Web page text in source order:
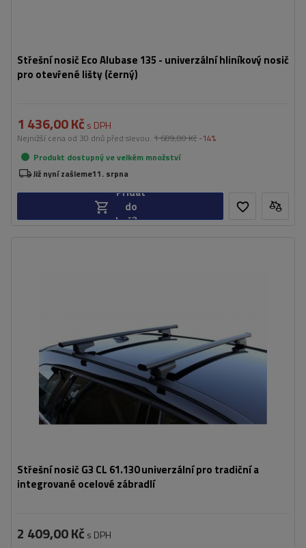
Střešní nosič Eco Alubase 135 - univerzální hliníkový nosič
pro otevřené lišty (černý)
1 436,00 Kč s DPH
Nejnižší cena od 30 dnů před slevou: 1 689,00 Kč -14%
Produkt dostupný ve velkém množství
Již nyní zašleme11. srpna
Přidat
do
košíku
Střešní nosič G3 CL 61.130 univerzální pro tradiční a
integrované ocelové zábradlí
2 409,00 Kč s DPH